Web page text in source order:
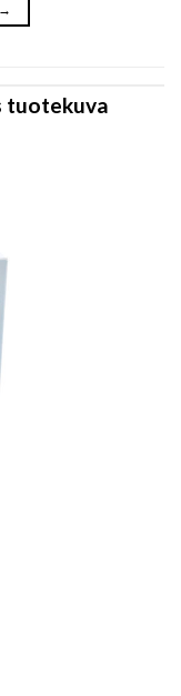
→
tuotekuva